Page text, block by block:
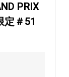
PRIX
定＃51